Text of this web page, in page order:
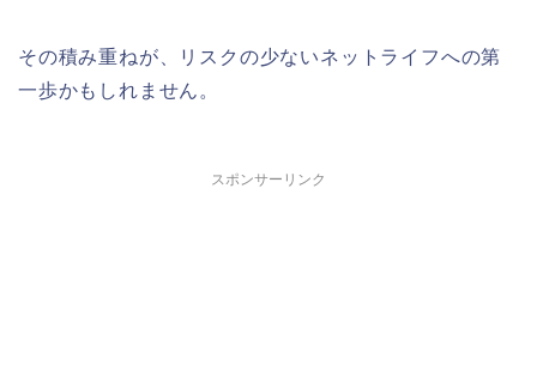
その積み重ねが、リスクの少ないネットライフへの第
一歩かもしれません。
スポンサーリンク